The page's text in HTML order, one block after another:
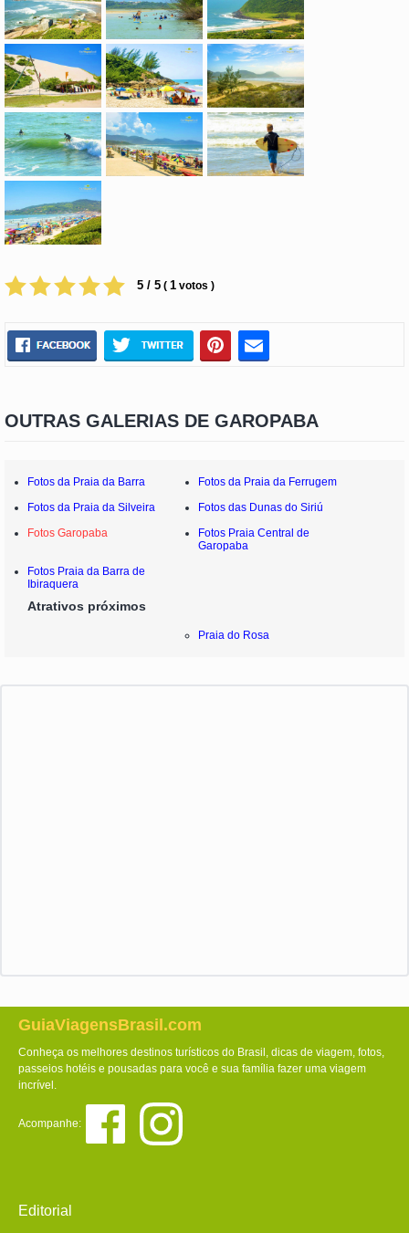
5 / 5 ( 1 votos )
OUTRAS GALERIAS DE GAROPABA
Fotos da Praia da Barra
Fotos da Praia da Ferrugem
Fotos da Praia da Silveira
Fotos das Dunas do Siriú
Fotos Garopaba
Fotos Praia Central de
Garopaba
Fotos Praia da Barra de
Ibiraquera
Atrativos próximos
Praia do Rosa
GuiaViagensBrasil.com
Conheça os melhores destinos turísticos do Brasil, dicas de viagem, fotos,
passeios hotéis e pousadas para você e sua família fazer uma viagem
incrível.
Acompanhe:
Editorial